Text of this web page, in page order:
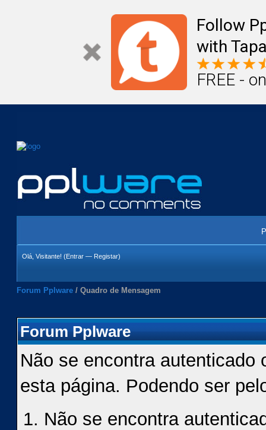
Follow
with
FREE -
Olá, Visitante! (Entrar — Registar)
Forum Pplware / Quadro de Mensagem
Forum Pplware
Não se encontra autenticado
esta página. Podendo ser
Não se encontra